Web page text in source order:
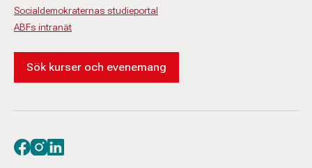
Socialdemokraternas studieportal
ABFs intranät
Sök kurser och evenemang
Besök oss på facebook
Besök oss på instagram
Besök oss på linkedin